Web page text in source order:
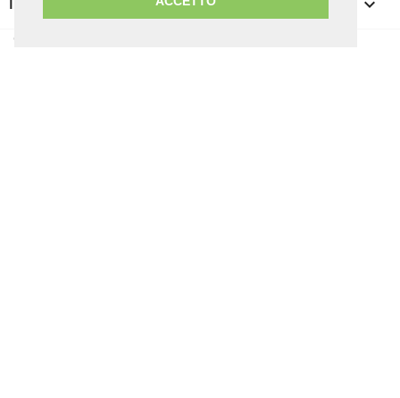
keyboard_arrow_down
© 2026 ICT CUBE srl - P.IVA 07085050727